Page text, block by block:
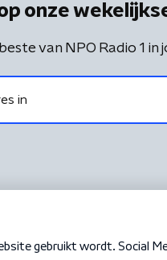
onze
van NPO Radio 1 in